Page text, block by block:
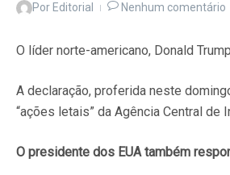
Por Editorial Nenhum comentário
O líder norte-americano, Donald
A declaração, proferida neste
“ações letais” da Agência Central de
O presidente dos EUA também